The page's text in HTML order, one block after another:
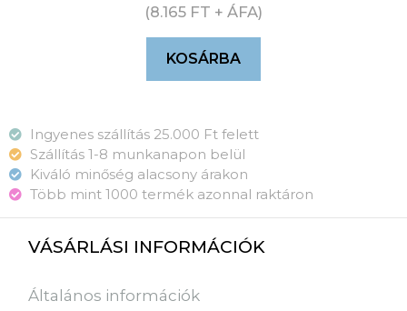
(8.165 FT + ÁFA)
KOSÁRBA
Ingyenes szállítás 25.000 Ft felett
Szállítás 1-8 munkanapon belül
Kiváló minőség alacsony árakon
Több mint 1000 termék azonnal raktáron
VÁSÁRLÁSI INFORMÁCIÓK
Általános információk